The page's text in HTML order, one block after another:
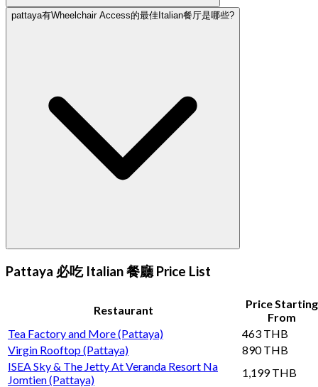
pattaya有Wheelchair Access的最佳Italian餐厅是哪些?
Pattaya 必吃 Italian 餐廳 Price List
Restaurant
Price Starting
From
Tea Factory and More (Pattaya)
463 THB
Virgin Rooftop (Pattaya)
890 THB
ISEA Sky & The Jetty At Veranda Resort Na
Jomtien (Pattaya)
1,199 THB